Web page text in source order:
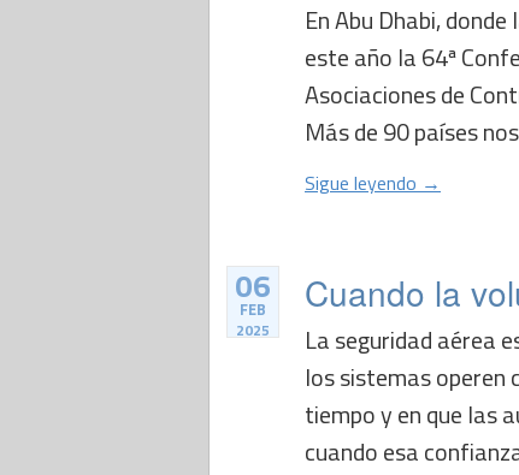
En Abu Dhabi,
este año la 64ª
Asociaciones de
Más de 90 países
Sigue leyendo →
06
FEB
2025
Cuando la
La seguridad aérea
los sistemas operen
tiempo y en que las
cuando esa